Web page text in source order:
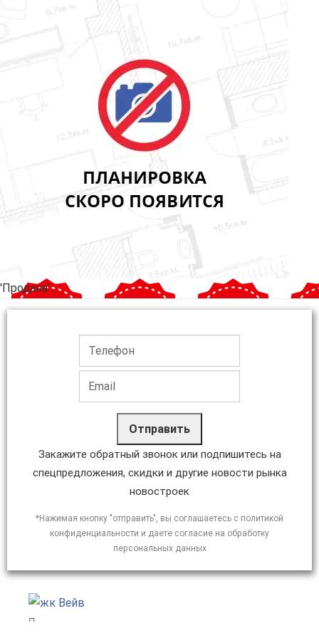
'Продана'
Отправить
Закажите обратный звонок или подпишитесь на
спецпредложения, скидки и другие новости рынка
новостроек
*Нажимая кнопку "отправить", вы соглашаетесь с политикой
конфиденциальности и даете согласие на обработку
персональных данных